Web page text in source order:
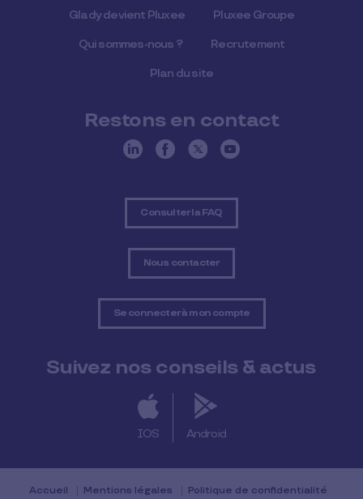
Glady devient Pluxee Pluxee Groupe
Qui sommes-nous ? Recrutement
Plan du site
Restons en contact
Consulter la FAQ
Nous contacter
Se connecter à mon compte
Suivez nos conseils & actus
IOS Android
Accueil Mentions légales Politique de confidentialité